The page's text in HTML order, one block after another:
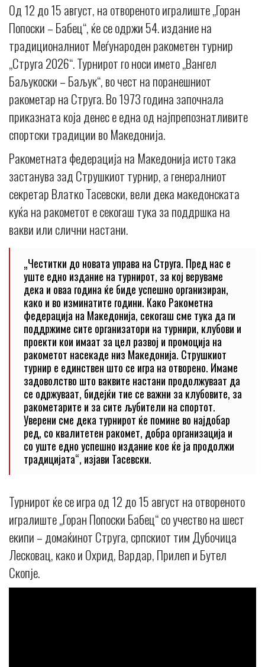
Од 12 до 15 август, на отвореното игралиште „Горан
Попоски – Бабец“, ќе се одржи 54. издание на
традиционалниот Меѓународен ракометен турнир
„Струга 2026“. Турнирот го носи името „Вангел
Баљукоски – Баљук“, во чест на поранешниот
ракометар на Струга. Во 1973 година започнала
приказната која денес е една од најпрепознатливите
спортски традиции во Македонија.
Ракометната федерација на Македонија исто така
застанува зад Струшкиот турнир, а генералниот
секретар Влатко Тасевски, вели дека македонската
куќа на ракометот е секогаш тука за поддршка на
вакви или слични настани.
„Честитки до новата управа на Струга. Пред нас е
уште едно издание на турнирот, за кој веруваме
дека и оваа година ќе биде успешно организиран,
како и во изминатите години. Како Ракометна
федерација на Македонија, секогаш сме тука да ги
поддржиме сите организатори на турнири, клубови и
проекти кои имаат за цел развој и промоција на
ракометот насекаде низ Македонија. Струшкиот
турнир е единствен што се игра на отворено. Имаме
задоволство што ваквите настани продолжуваат да
се одржуваат, бидејќи тие се важни за клубовите, за
ракометарите и за сите љубители на спортот.
Уверени сме дека турнирот ќе помине во најдобар
ред, со квалитетен ракомет, добра организација и
со уште едно успешно издание кое ќе ја продолжи
традицијата“, изјави Тасевски.
Турнирот ќе се игра од 12 до 15 август на отвореното
игралиште „Горан Попоски Бабец“ со учество на шест
екипи – домаќинот Струга, српскиот тим Дубочица
Лесковац, како и Охрид, Вардар, Прилеп и Бутел
Скопје.